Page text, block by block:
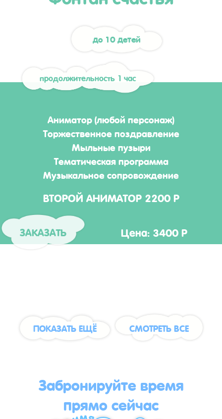
до 10 детей
продолжительность 1 час
Аниматор (любой персонаж)
Торжественное поздравление
Мыльные пузыри
Тематическая программа
Музыкальное сопровождение
ВТОРОЙ АНИМАТОР 2200 Р
ЗАКАЗАТЬ Цена: 3400 Р
ПОКАЗАТЬ ЕЩЁ СМОТРЕТЬ ВСЕ
Забронируйте время
прямо сейчас